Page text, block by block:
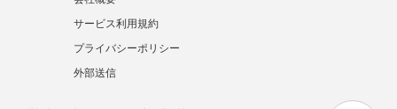
サービス利用規約
プライバシーポリシー
外部送信